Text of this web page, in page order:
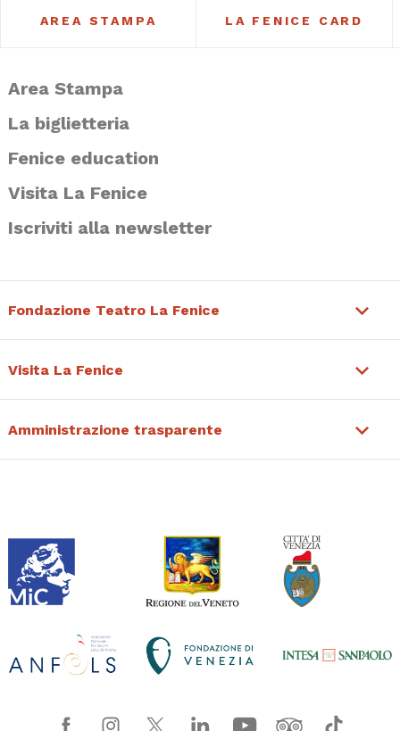
AREA STAMPA LA FENICE CARD
Area Stampa
La biglietteria
Fenice education
Visita La Fenice
Iscriviti alla newsletter
Fondazione Teatro La Fenice
Visita La Fenice
Amministrazione trasparente